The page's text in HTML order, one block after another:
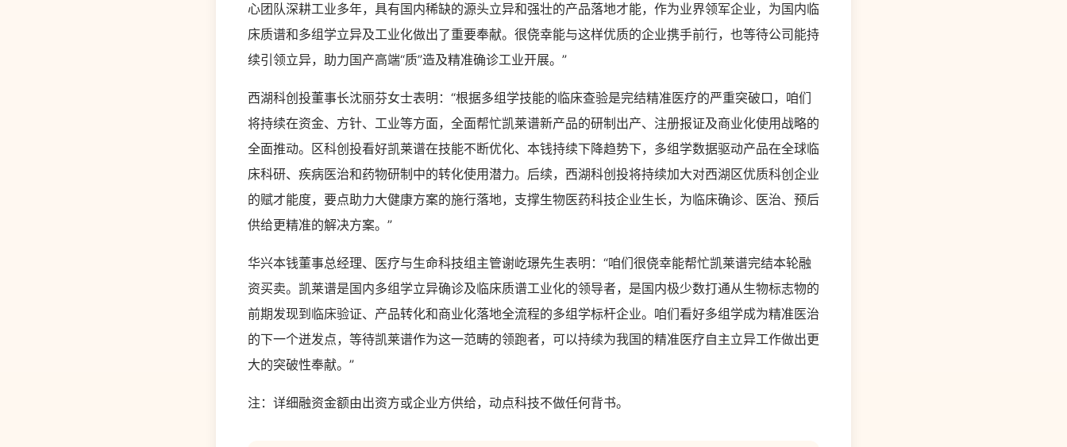
心团队深耕工业多年，具有国内稀缺的源头立异和强壮的产品落地才能，作为业界领军企业，为国内临
床质谱和多组学立异及工业化做出了重要奉献。很侥幸能与这样优质的企业携手前行，也等待公司能持
续引领立异，助力国产高端“质”造及精准确诊工业开展。”
西湖科创投董事长沈丽芬女士表明：“根据多组学技能的临床查验是完结精准医疗的严重突破口，咱们
将持续在资金、方针、工业等方面，全面帮忙凯莱谱新产品的研制出产、注册报证及商业化使用战略的
全面推动。区科创投看好凯莱谱在技能不断优化、本钱持续下降趋势下，多组学数据驱动产品在全球临
床科研、疾病医治和药物研制中的转化使用潜力。后续，西湖科创投将持续加大对西湖区优质科创企业
的赋才能度，要点助力大健康方案的施行落地，支撑生物医药科技企业生长，为临床确诊、医治、预后
供给更精准的解决方案。”
华兴本钱董事总经理、医疗与生命科技组主管谢屹璟先生表明：“咱们很侥幸能帮忙凯莱谱完结本轮融
资买卖。凯莱谱是国内多组学立异确诊及临床质谱工业化的领导者，是国内极少数打通从生物标志物的
前期发现到临床验证、产品转化和商业化落地全流程的多组学标杆企业。咱们看好多组学成为精准医治
的下一个迸发点，等待凯莱谱作为这一范畴的领跑者，可以持续为我国的精准医疗自主立异工作做出更
大的突破性奉献。”
注：详细融资金额由出资方或企业方供给，动点科技不做任何背书。